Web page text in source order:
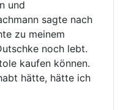
und
sagte nach
zu meinem
noch lebt.
kaufen können.
hätte, hätte ich